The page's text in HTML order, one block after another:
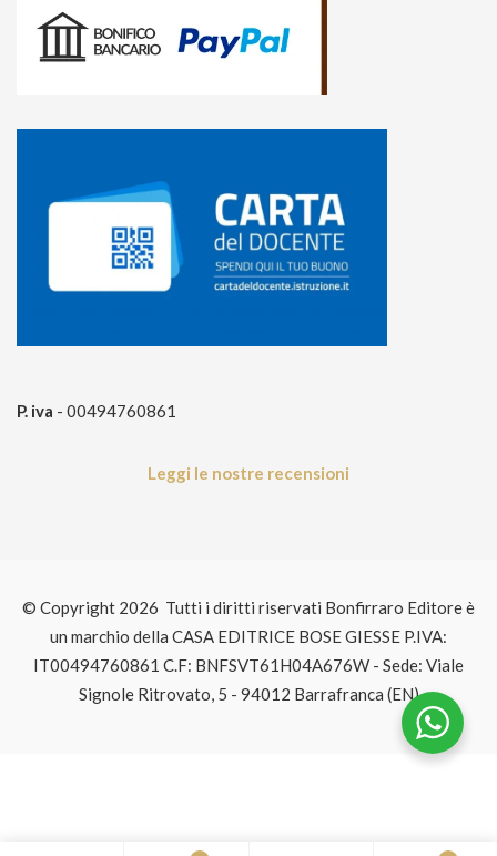
P. iva - 00494760861
Leggi le nostre recensioni
© Copyright 2026 Tutti i diritti riservati Bonfirraro Editore è
un marchio della CASA EDITRICE BOSE GIESSE P.IVA:
IT00494760861 C.F: BNFSVT61H04A676W - Sede: Viale
Signole Ritrovato, 5 - 94012 Barrafranca (EN)